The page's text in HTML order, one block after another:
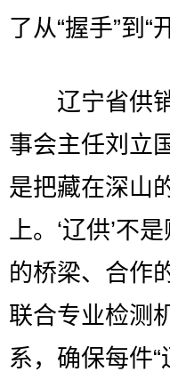
了从“握手”到“
辽宁省供销
事会主任刘立
是把藏在深山
上。‘辽供’不
的桥梁、合作
联合专业检测
系，确保每件